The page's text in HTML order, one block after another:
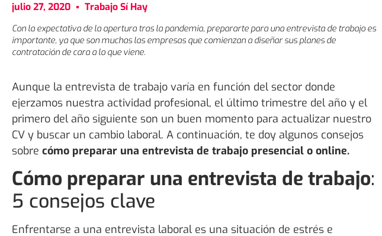
julio 27, 2020 Trabajo Sí Hay
Con la expectativa de la apertura tras la pandemia, prepararte para una entrevista de trabajo es
importante, ya que son muchas las empresas que comienzan a diseñar sus planes de
contratación de cara a lo que viene.
Aunque la entrevista de trabajo varía en función del sector donde
ejerzamos nuestra actividad profesional, el último trimestre del año y el
primero del año siguiente son un buen momento para actualizar nuestro
CV y buscar un cambio laboral. A continuación, te doy algunos consejos
sobre cómo preparar una entrevista de trabajo presencial o online.
Cómo preparar una entrevista de trabajo:
5 consejos clave
Enfrentarse a una entrevista laboral es una situación de estrés e